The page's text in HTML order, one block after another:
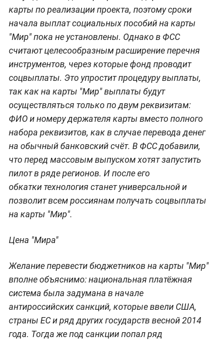
карты по реализации проекта, поэтому сроки
начала выплат социальных пособий на карты
"Мир" пока не установлены. Однако в ФСС
считают целесообразным расширение перечня
инструментов, через которые фонд проводит
соцвыплаты. Это упростит процедуру выплаты,
так как на карты "Мир" выплаты будут
осуществляться только по двум реквизитам:
ФИО и номеру держателя карты вместо полного
набора реквизитов, как в случае перевода денег
на обычный банковский счёт. В ФСС добавили,
что перед массовым выпуском хотят запустить
пилот в ряде регионов. И после его
обкатки технология станет универсальной и
позволит всем россиянам получать соцвыплаты
на карты "Мир".
Цена "Мира"
Желание перевести бюджетников на карты "Мир"
вполне объяснимо: национальная платёжная
система была задумана в начале
антироссийских санкций, которые ввели США,
страны ЕС и ряд других государств весной 2014
года. Тогда же под санкции попал ряд